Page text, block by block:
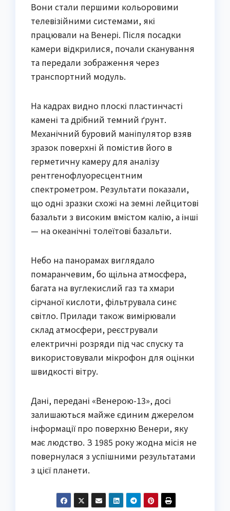
Вони стали першими кольоровими
телевізійними системами, які
працювали на Венері. Після посадки
камери відкрилися, почали сканування
та передали зображення через
транспортний модуль.
На кадрах видно плоскі пластинчасті
камені та дрібний темний ґрунт.
Механічний буровий маніпулятор взяв
зразок поверхні й помістив його в
герметичну камеру для аналізу
рентгенофлуоресцентним
спектрометром. Результати показали,
що одні зразки схожі на земні лейцитові
базальти з високим вмістом калію, а інші
— на океанічні толеїтові базальти.
Небо на панорамах виглядало
помаранчевим, бо щільна атмосфера,
багата на вуглекислий газ та хмари
сірчаної кислоти, фільтрувала синє
світло. Прилади також вимірювали
склад атмосфери, реєстрували
електричні розряди під час спуску та
використовували мікрофон для оцінки
швидкості вітру.
Дані, передані «Венерою-13», досі
залишаються майже єдиним джерелом
інформації про поверхню Венери, яку
має людство. З 1985 року жодна місія не
повернулася з успішними результатами
з цієї планети.